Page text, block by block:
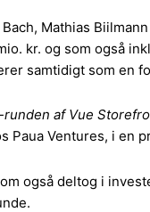
Mathias
kr. og som også
samtidigt som en
af Vue
Paua Ventures, i en
også deltog i